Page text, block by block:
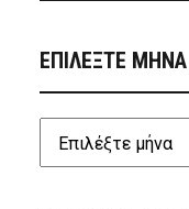
ΕΠΙΛΕΞΤΕ